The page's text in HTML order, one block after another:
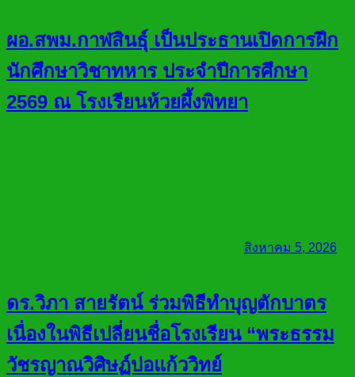
ผอ.สพม.กาฬสินธุ์ เป็นประธานเปิดการฝึก
นักศึกษาวิชาทหาร ประจำปีการศึกษา
2569 ณ โรงเรียนห้วยผึ้งพิทยา
สิงหาคม 5, 2026
ดร.วิภา สายรัตน์ ร่วมพิธีทำบุญตักบาตร
เนื่องในพิธีเปลี่ยนชื่อโรงเรียน “พระธรรม
วัชรญาณวิศิษฏ์บ่อแก้ววิทย์